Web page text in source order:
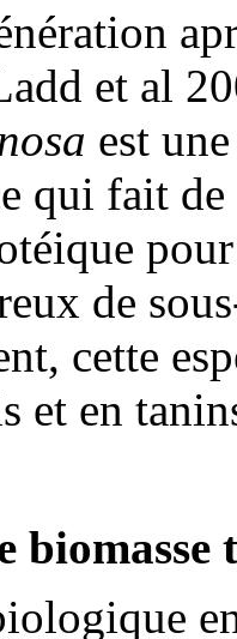
et al
est
qui fait
de
cette
et en
biomasse